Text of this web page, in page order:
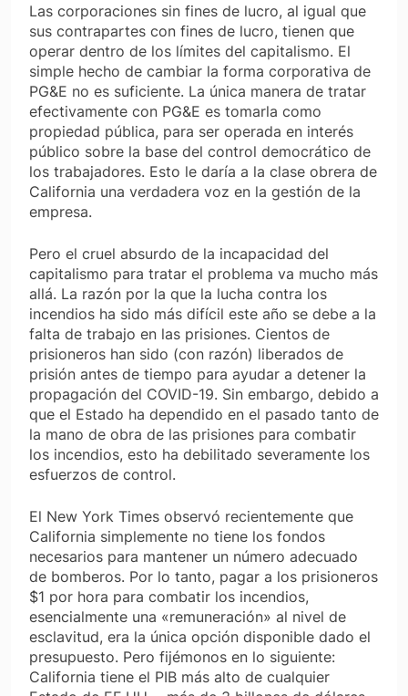
Las corporaciones sin fines de lucro, al igual que
sus contrapartes con fines de lucro, tienen que
operar dentro de los límites del capitalismo. El
simple hecho de cambiar la forma corporativa de
PG&E no es suficiente. La única manera de tratar
efectivamente con PG&E es tomarla como
propiedad pública, para ser operada en interés
público sobre la base del control democrático de
los trabajadores. Esto le daría a la clase obrera de
California una verdadera voz en la gestión de la
empresa.
Pero el cruel absurdo de la incapacidad del
capitalismo para tratar el problema va mucho más
allá. La razón por la que la lucha contra los
incendios ha sido más difícil este año se debe a la
falta de trabajo en las prisiones. Cientos de
prisioneros han sido (con razón) liberados de
prisión antes de tiempo para ayudar a detener la
propagación del COVID-19. Sin embargo, debido a
que el Estado ha dependido en el pasado tanto de
la mano de obra de las prisiones para combatir
los incendios, esto ha debilitado severamente los
esfuerzos de control.
El New York Times observó recientemente que
California simplemente no tiene los fondos
necesarios para mantener un número adecuado
de bomberos. Por lo tanto, pagar a los prisioneros
$1 por hora para combatir los incendios,
esencialmente una «remuneración» al nivel de
esclavitud, era la única opción disponible dado el
presupuesto. Pero fijémonos en lo siguiente:
California tiene el PIB más alto de cualquier